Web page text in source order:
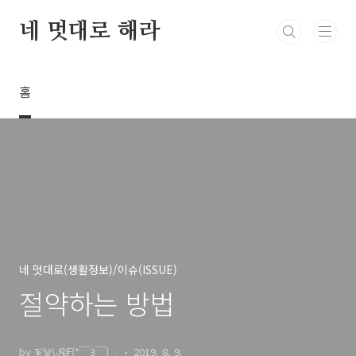
네 멋대로 해라
홈
네 멋대로(생활정보)/이슈(ISSUE)
절약하는 방법
by ⨊⨈⨄₠₣(*￣3￣)╭ 2019. 8. 9.